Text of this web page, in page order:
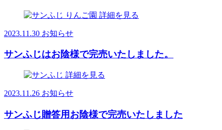
詳細を見る
2023.11.30 お知らせ
サンふじはお陰様で完売いたしました。
詳細を見る
2023.11.26 お知らせ
サンふじ贈答用お陰様で完売いたしました